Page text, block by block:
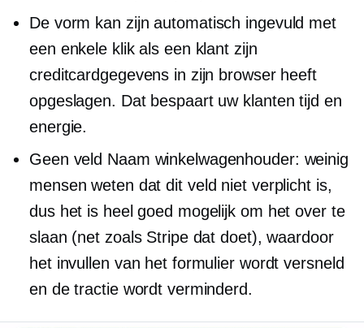
De vorm kan zijnautomatisch ingevuld met
een enkele klik als een klant zijn
creditcardgegevens in zijn browser heeft
opgeslagen. Dat bespaart uw klanten tijd en
energie.
Geen veld Naam winkelwagenhouder: weinig
mensen weten dat dit veld niet verplicht is,
dus het is heel goed mogelijk om het over te
slaan (net zoals Stripe dat doet), waardoor
het invullen van het formulier wordt versneld
en de tractie wordt verminderd.